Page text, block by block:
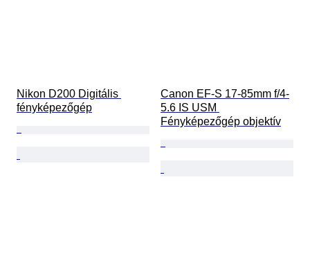
Nikon D200 Digitális
fényképezőgép
Canon EF-S 17-85mm f/4-
5.6 IS USM
Fényképezőgép objektív